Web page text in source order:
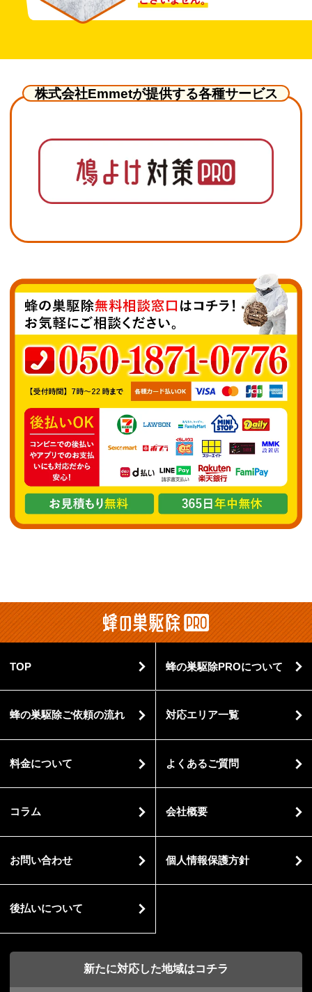
株式会社Emmetが提供する各種サービス
TOP 蜂の巣駆除PROについて
蜂の巣駆除ご依頼の流れ 対応エリア一覧
料金について よくあるご質問
コラム 会社概要
お問い合わせ 個人情報保護方針
後払いについて
新たに対応した地域はコチラ